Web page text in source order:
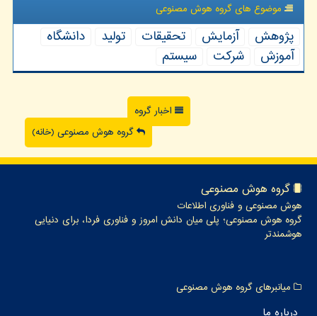
موضوع های گروه هوش مصنوعی
پژوهش آزمایش تحقیقات تولید
دانشگاه
آموزش
شركت سیستم
اخبار گروه
گروه هوش مصنوعی (خانه)
گروه هوش مصنوعی
هوش مصنوعی و فناوری اطلاعات
گروه هوش مصنوعی؛ پلی میان دانش امروز و فناوری فردا، برای دنیایی
هوشمندتر
میانبرهای گروه هوش مصنوعی